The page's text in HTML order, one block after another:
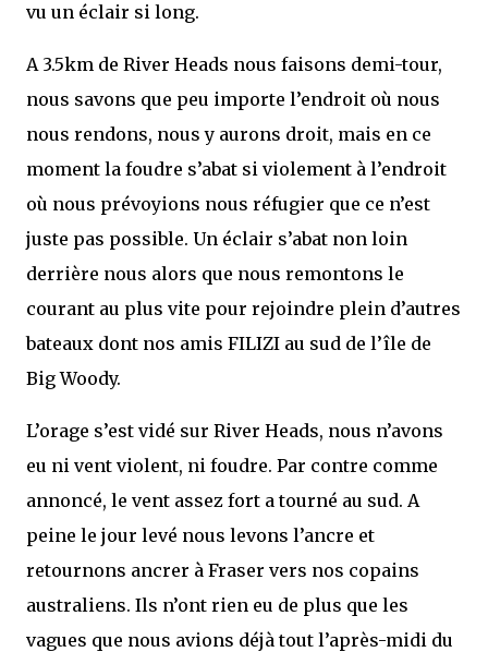
vu un éclair si long.
A 3.5km de River Heads nous faisons demi-tour,
nous savons que peu importe l’endroit où nous
nous rendons, nous y aurons droit, mais en ce
moment la foudre s’abat si violement à l’endroit
où nous prévoyions nous réfugier que ce n’est
juste pas possible. Un éclair s’abat non loin
derrière nous alors que nous remontons le
courant au plus vite pour rejoindre plein d’autres
bateaux dont nos amis FILIZI au sud de l’île de
Big Woody.
L’orage s’est vidé sur River Heads, nous n’avons
eu ni vent violent, ni foudre. Par contre comme
annoncé, le vent assez fort a tourné au sud. A
peine le jour levé nous levons l’ancre et
retournons ancrer à Fraser vers nos copains
australiens. Ils n’ont rien eu de plus que les
vagues que nous avions déjà tout l’après-midi du